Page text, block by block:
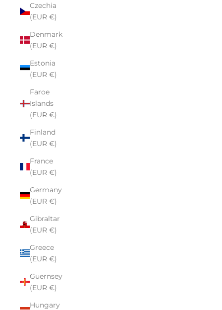
Czechia
(EUR €)
Denmark
(EUR €)
Estonia
(EUR €)
Faroe
Islands
(EUR €)
Finland
(EUR €)
France
(EUR €)
Germany
(EUR €)
Gibraltar
(EUR €)
Greece
(EUR €)
Guernsey
(EUR €)
Hungary